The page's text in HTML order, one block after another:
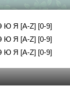
Ю Я [A-Z] [0-9]
Ю Я [A-Z] [0-9]
Ю Я [A-Z] [0-9]